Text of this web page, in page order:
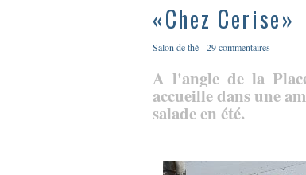
«Chez Cerise»
Salon de thé 29 commentaires
A l'angle de la
accueille dans une
salade en été.